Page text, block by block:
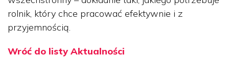
rolnik, który chce pracować efektywnie i z
przyjemnością.
Wróć do listy Aktualności